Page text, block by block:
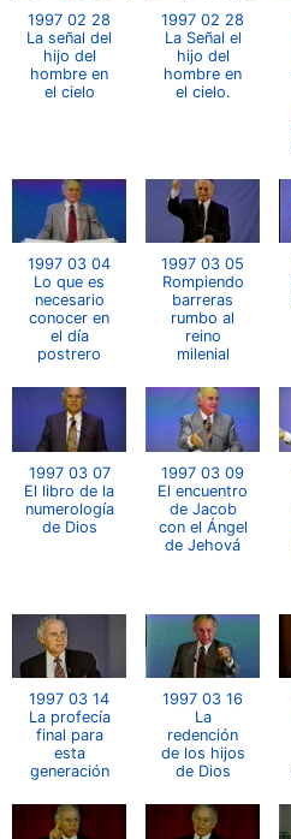
1997 02 28
La señal del
hijo del
hombre en
el cielo
1997 02 28
La Señal el
hijo del
hombre en
el cielo.
1997 03 04
Lo que es
necesario
conocer en
el día
postrero
1997 03 05
Rompiendo
barreras
rumbo al
reino
milenial
1997 03 07
El libro de la
numerología
de Dios
1997 03 09
El encuentro
de Jacob
con el Ángel
de Jehová
1997 03 14
La profecía
final para
esta
generación
1997 03 16
La
redención
de los hijos
de Dios